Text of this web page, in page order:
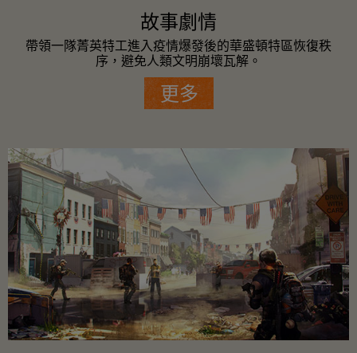
故事劇情
帶領一隊菁英特工進入疫情爆發後的華盛頓特區恢復秩
序，避免人類文明崩壞瓦解。
更多